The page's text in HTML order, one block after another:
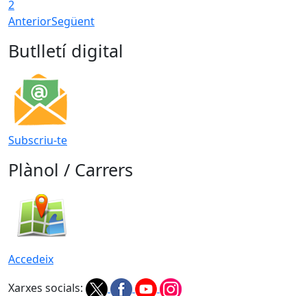
2
AnteriorSegüent
Butlletí digital
Subscriu-te
Plànol / Carrers
Accedeix
Xarxes socials: